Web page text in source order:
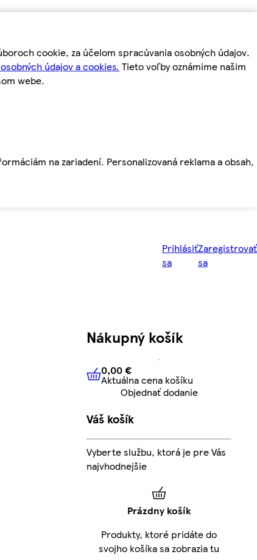
cookie, za účelom spracúvania osobných údajov.
údajov a cookies. Tieto voľby oznámime našim
webe.
na zariadení. Personalizovaná reklama a obsah,
Prihlásiť
sa
Zaregistrovať
sa
Nákupný košík
0,00 € Aktuálna cena košíku
0,00 €
Aktuálna cena košíku
Objednať dodanie
Váš košík
Vyberte službu, ktorá je pre Vás
najvhodnejšie
Prázdny košík
Produkty, ktoré pridáte do
svojho košíka sa zobrazia tu